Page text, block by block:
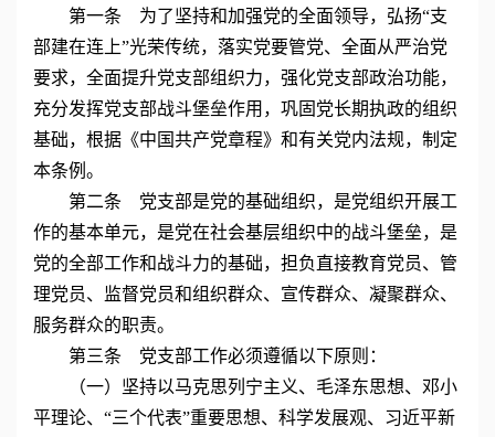
第一条 为了坚持和加强党的全面领导，弘扬“支
部建在连上”光荣传统，落实党要管党、全面从严治党
要求，全面提升党支部组织力，强化党支部政治功能，
充分发挥党支部战斗堡垒作用，巩固党长期执政的组织
基础，根据《中国共产党章程》和有关党内法规，制定
本条例。
第二条 党支部是党的基础组织，是党组织开展工
作的基本单元，是党在社会基层组织中的战斗堡垒，是
党的全部工作和战斗力的基础，担负直接教育党员、管
理党员、监督党员和组织群众、宣传群众、凝聚群众、
服务群众的职责。
第三条 党支部工作必须遵循以下原则：
（一）坚持以马克思列宁主义、毛泽东思想、邓小
平理论、“三个代表”重要思想、科学发展观、习近平新